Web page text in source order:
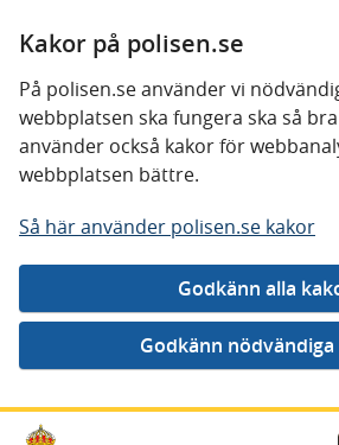
Kakor på polisen.se
På polisen.se använder vi
webbplatsen ska fungera ska så
använder också kakor för
webbplatsen bättre.
Så här använder polisen.se kakor
Gå direkt till innehåll